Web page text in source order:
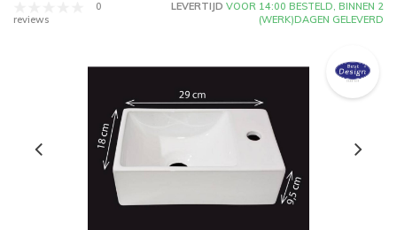
0
reviews
LEVERTIJD VOOR 14:00 BESTELD, BINNEN 2
(WERK)DAGEN GELEVERD